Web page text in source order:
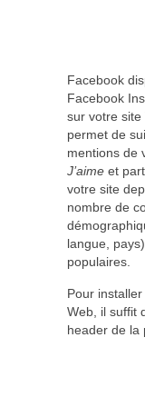
Facebook
Facebook
sur votre
permet de
mentions de
J’aime et
votre site
nombre de
langue,
populaires.
Pour
Web, il suffit
header de la